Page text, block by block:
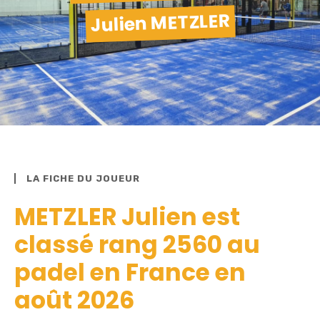
Julien METZLER
LA FICHE DU JOUEUR
METZLER Julien est
classé rang 2560 au
padel en France en
août 2026